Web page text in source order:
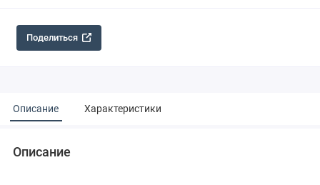
Поделиться
Описание Характеристики
Описание